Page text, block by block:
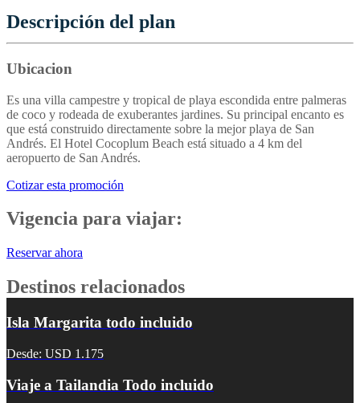
Descripción del plan
Ubicacion
Es una villa campestre y tropical de playa escondida entre palmeras
de coco y rodeada de exuberantes jardines. Su principal encanto es
que está construido directamente sobre la mejor playa de San
Andrés. El Hotel Cocoplum Beach está situado a 4 km del
aeropuerto de San Andrés.
Cotizar esta promoción
Vigencia para viajar:
Reservar ahora
Destinos relacionados
Isla Margarita todo incluido
Desde: USD 1.175
Viaje a Tailandia Todo incluido